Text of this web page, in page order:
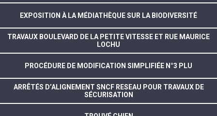
EXPOSITION À LA MÉDIATHÈQUE SUR LA BIODIVERSITÉ
TRAVAUX BOULEVARD DE LA PETITE VITESSE ET RUE MAURICE
LOCHU
PROCÉDURE DE MODIFICATION SIMPLIFIÉE N°3 PLU
ARRÊTÉS D’ALIGNEMENT SNCF RESEAU POUR TRAVAUX DE
SÉCURISATION